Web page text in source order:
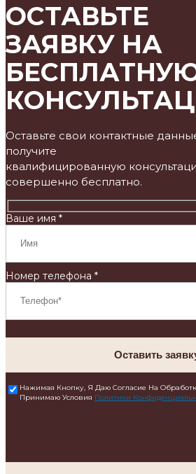
ОСТАВЬТЕ
ЗАЯВКУ НА
Оставьте свои контактные
получите
квалифицированную
совершенно бесплатно.
Ваше имя *
Номер телефона *
Оставить
Нажимая Кнопку, Я Даю Согласие На
Принимаю Условия Политики